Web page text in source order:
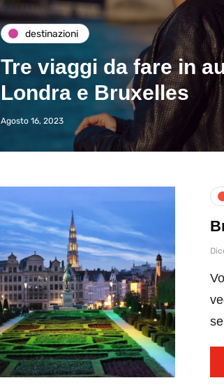
destinazioni
Tre viaggi da fare in
Londra e Bruxelles
Agosto 16, 2023